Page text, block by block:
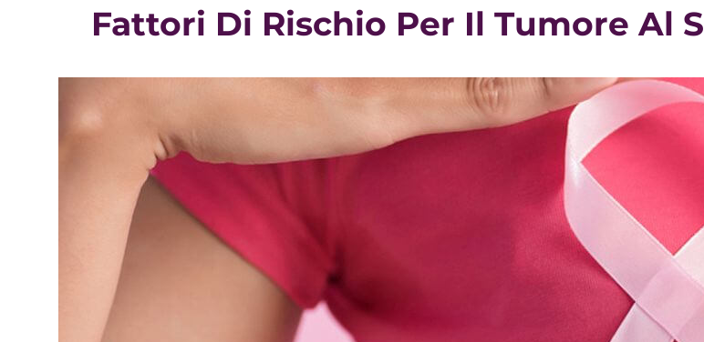
Fattori Di Rischio Per Il Tumore Al